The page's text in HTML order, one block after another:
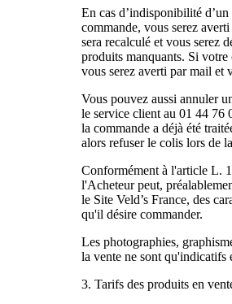
En cas d’indisponibilité
commande, vous serez
sera recalculé et vous serez
produits manquants. Si
vous serez averti par mail et
Vous pouvez aussi annuler
le service client au 01 44 76
la commande a déjà été
alors refuser le colis lors de
Conformément à l'article L.
l'Acheteur peut,
le Site Veld’s France, des
qu'il désire commander.
Les photographies,
la vente ne sont qu'indicatifs
3. Tarifs des produits en